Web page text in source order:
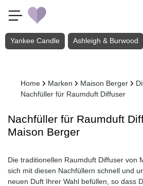
Zum Hauptinhalt springen
Yankee Candle Ashleigh & Burwood
Home Marken Maison Berger
Nachfüller für Raumduft Diffuser
Nachfüller für Raumduft
Maison Berger
Die traditionellen Raumduft Diffuser von
sich mit diesen Nachfüllern schnell und
neuen Duft Ihrer Wahl befüllen, so dass